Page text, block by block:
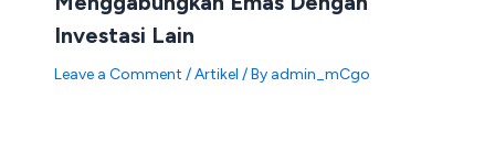
Investasi Lain
Leave a Comment /Artikel / By admin_mCgo